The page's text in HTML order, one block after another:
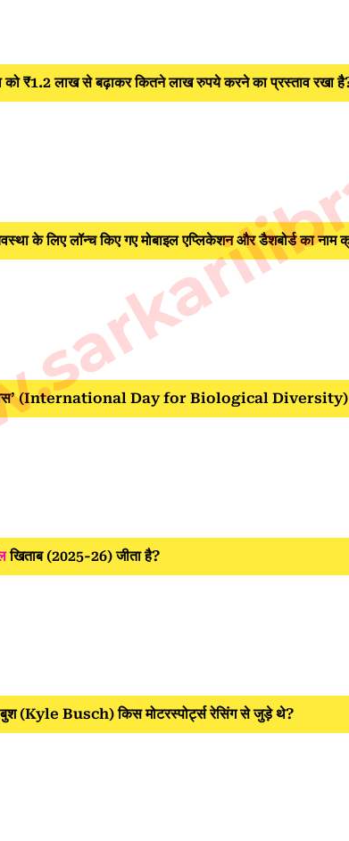
को ₹1.2 लाख से बढ़ाकर कितने लाख रुपये करने का प्रस्ताव रखा
के लिए लॉन्च किए गए मोबाइल एप्लिकेशन और डैशबोर्ड का नाम
दिवस’ (International Day for Biological Diversity)
खिताब (2025-26) जीता है?
बुश (Kyle Busch) किस मोटरस्पोर्ट्स रेसिंग से जुड़े थे?